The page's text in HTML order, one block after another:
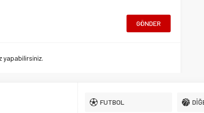
yapabilirsiniz.
FUTBOL